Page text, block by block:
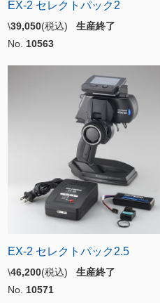
EX-2 セレクトパック2
\39,050(税込) 生産終了
No. 10563
EX-2 セレクトパック2.5
\46,200(税込) 生産終了
No. 10571